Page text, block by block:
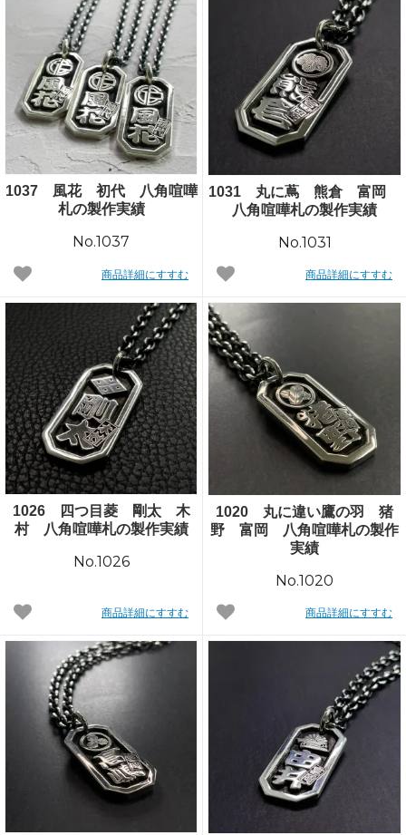
1037 風花 初代 八角喧嘩
札の製作実績
No.1037
商品詳細にすすむ
1031 丸に蔦 熊倉 富岡
八角喧嘩札の製作実績
No.1031
商品詳細にすすむ
1026 四つ目菱 剛太 木
村 八角喧嘩札の製作実績
No.1026
商品詳細にすすむ
1020 丸に違い鷹の羽 猪
野 富岡 八角喧嘩札の製作
実績
No.1020
商品詳細にすすむ